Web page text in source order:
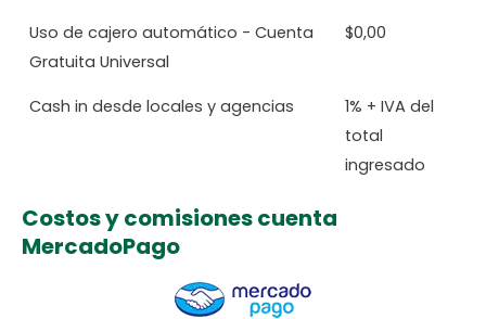
Uso de cajero automático - Cuenta
Gratuita Universal
$0,00
Cash in desde locales y agencias
1% + IVA del
total
ingresado
Costos y comisiones cuenta
MercadoPago